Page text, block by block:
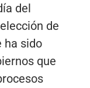
del
de
ha sido
que